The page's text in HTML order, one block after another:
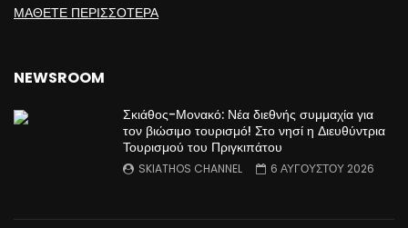
ΜΑΘΕΤΕ ΠΕΡΙΣΣΟΤΕΡΑ
NEWSROOM
Σκιάθος-Μονακό: Νέα διεθνής συμμαχία για
τον βιώσιμο τουρισμό! Στο νησί η Διευθύντρια
Τουρισμού του Πριγκιπάτου
SKIATHOS CHANNEL 6 ΑΥΓΟΥΣΤΟΥ 2026